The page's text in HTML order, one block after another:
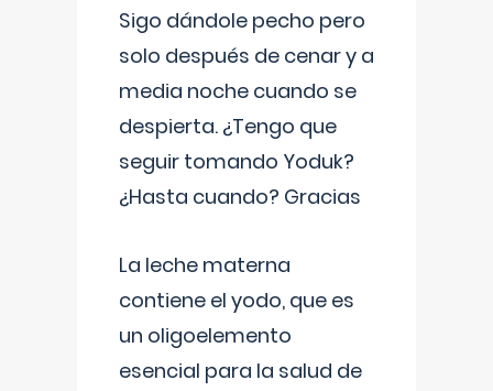
Sigo dándole pecho pero
solo después de cenar y a
media noche cuando se
despierta. ¿Tengo que
seguir tomando Yoduk?
¿Hasta cuando? Gracias
La leche materna
contiene el yodo, que es
un oligoelemento
esencial para la salud de